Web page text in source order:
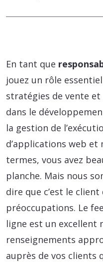
En tant que
jouez un rôle
stratégies de vente
dans le
la gestion de
d’applications web et
termes, vous avez
planche. Mais nous
dire que c’est le
préoccupations. Le
ligne est un excellent
renseignements
auprès de vos clients